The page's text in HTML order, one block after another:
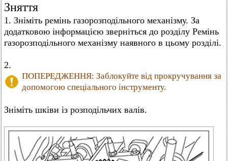
Зняття
1. Зніміть ремінь газорозподільного механізму. За
додатковою інформацією зверніться до розділу Ремінь
газорозподільного механізму наявного в цьому розділі.
2.
ПОПЕРЕДЖЕННЯ: Заблокуйте від прокручування за
допомогою спеціального інструменту.
Зніміть шківи із розподільчих валів.